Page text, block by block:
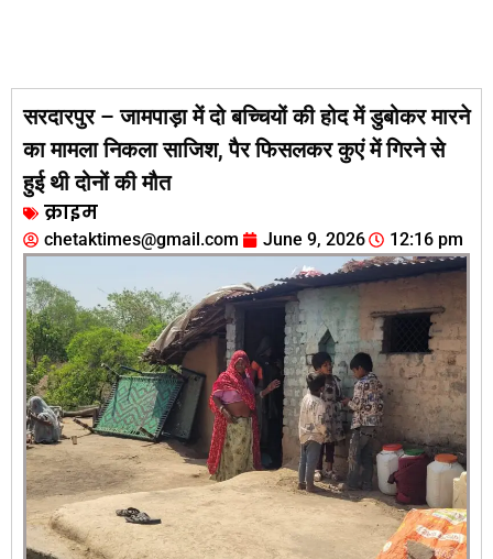
सरदारपुर – जामपाड़ा में दो बच्‍च‍ियों की होद में डुबोकर मारने
का मामला निकला साजिश, पैर फ‍िसलकर कुएं में गिरने से
हुई थी दोनों की मौत
क्राइम
chetaktimes@gmail.com June 9, 2026 12:16 pm